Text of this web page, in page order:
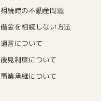
相続時の不動産問題
借金を相続しない方法
遺言について
後見制度について
事業承継について